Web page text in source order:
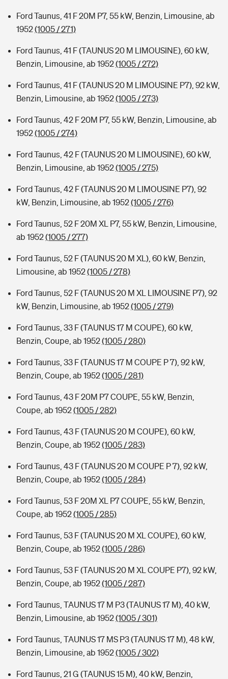
Ford Taunus, 41 F 20M P7, 55 kW, Benzin, Limousine, ab
1952(1005 / 271)
Ford Taunus, 41 F (TAUNUS 20 M LIMOUSINE), 60 kW,
Benzin, Limousine, ab 1952(1005 / 272)
Ford Taunus, 41 F (TAUNUS 20 M LIMOUSINE P7), 92 kW,
Benzin, Limousine, ab 1952(1005 / 273)
Ford Taunus, 42 F 20M P7, 55 kW, Benzin, Limousine, ab
1952(1005 / 274)
Ford Taunus, 42 F (TAUNUS 20 M LIMOUSINE), 60 kW,
Benzin, Limousine, ab 1952(1005 / 275)
Ford Taunus, 42 F (TAUNUS 20 M LIMOUSINE P7), 92
kW, Benzin, Limousine, ab 1952(1005 / 276)
Ford Taunus, 52 F 20M XL P7, 55 kW, Benzin, Limousine,
ab 1952(1005 / 277)
Ford Taunus, 52 F (TAUNUS 20 M XL), 60 kW, Benzin,
Limousine, ab 1952(1005 / 278)
Ford Taunus, 52 F (TAUNUS 20 M XL LIMOUSINE P7), 92
kW, Benzin, Limousine, ab 1952(1005 / 279)
Ford Taunus, 33 F (TAUNUS 17 M COUPE), 60 kW,
Benzin, Coupe, ab 1952(1005 / 280)
Ford Taunus, 33 F (TAUNUS 17 M COUPE P 7), 92 kW,
Benzin, Coupe, ab 1952(1005 / 281)
Ford Taunus, 43 F 20M P7 COUPE, 55 kW, Benzin,
Coupe, ab 1952(1005 / 282)
Ford Taunus, 43 F (TAUNUS 20 M COUPE), 60 kW,
Benzin, Coupe, ab 1952(1005 / 283)
Ford Taunus, 43 F (TAUNUS 20 M COUPE P 7), 92 kW,
Benzin, Coupe, ab 1952(1005 / 284)
Ford Taunus, 53 F 20M XL P7 COUPE, 55 kW, Benzin,
Coupe, ab 1952(1005 / 285)
Ford Taunus, 53 F (TAUNUS 20 M XL COUPE), 60 kW,
Benzin, Coupe, ab 1952(1005 / 286)
Ford Taunus, 53 F (TAUNUS 20 M XL COUPE P7), 92 kW,
Benzin, Coupe, ab 1952(1005 / 287)
Ford Taunus, TAUNUS 17 M P3 (TAUNUS 17 M), 40 kW,
Benzin, Limousine, ab 1952(1005 / 301)
Ford Taunus, TAUNUS 17 MS P3 (TAUNUS 17 M), 48 kW,
Benzin, Limousine, ab 1952(1005 / 302)
Ford Taunus, 21 G (TAUNUS 15 M), 40 kW, Benzin,